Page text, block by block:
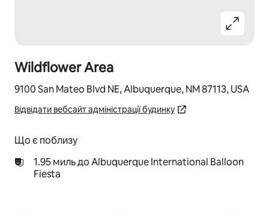
Wildflower Area
9100 San Mateo Blvd NE, Albuquerque, NM 87113, USA
Відвідати вебсайт адміністрації будинку
Що є поблизу
1.95 миль до Albuquerque International Balloon
Fiesta